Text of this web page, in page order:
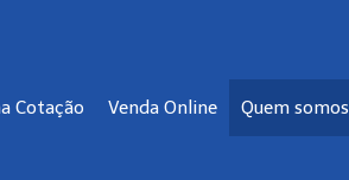
Cotação Venda Online Quem somos